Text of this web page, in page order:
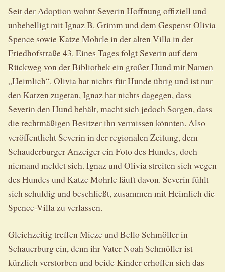
Seit der Adoption wohnt Severin Hoffnung offiziell und
unbehelligt mit Ignaz B. Grimm und dem Gespenst Olivia
Spence sowie Katze Mohrle in der alten Villa in der
Friedhofstraße 43. Eines Tages folgt Severin auf dem
Rückweg von der Bibliothek ein großer Hund mit Namen
„Heimlich“. Olivia hat nichts für Hunde übrig und ist nur
den Katzen zugetan, Ignaz hat nichts dagegen, dass
Severin den Hund behält, macht sich jedoch Sorgen, dass
die rechtmäßigen Besitzer ihn vermissen könnten. Also
veröffentlicht Severin in der regionalen Zeitung, dem
Schauderburger Anzeiger ein Foto des Hundes, doch
niemand meldet sich. Ignaz und Olivia streiten sich wegen
des Hundes und Katze Mohrle läuft davon. Severin fühlt
sich schuldig und beschließt, zusammen mit Heimlich die
Spence-Villa zu verlassen.
Gleichzeitig treffen Mieze und Bello Schmöller in
Schauerburg ein, denn ihr Vater Noah Schmöller ist
kürzlich verstorben und beide Kinder erhoffen sich das